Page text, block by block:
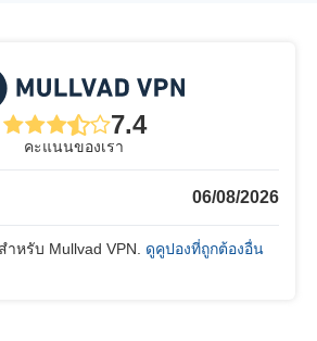
7.4
คะแนนของเรา
06/08/2026
หรับ Mullvad VPN. ดูคูปองที่ถูกต้องอื่น